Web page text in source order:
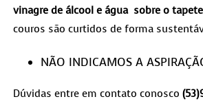
vinagre de álcool e água sobre o
couros são curtidos de forma
NÃO INDICAMOS A
Dúvidas entre em contato conosco